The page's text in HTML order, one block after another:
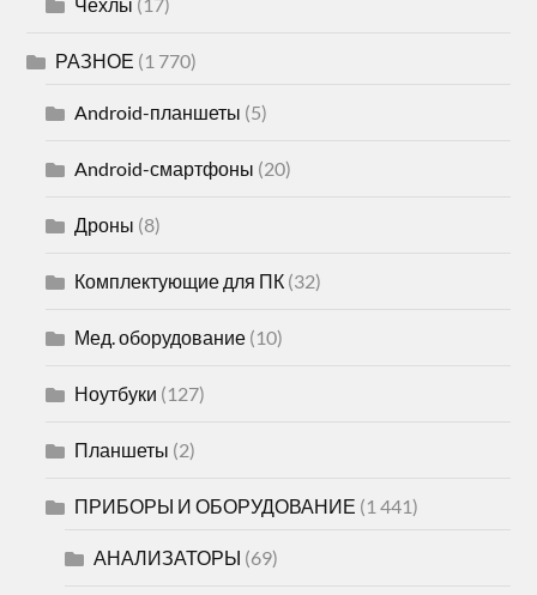
РАЗНОЕ (1 770)
Android-планшеты (5)
Android-смартфоны (20)
Дроны (8)
Комплектующие для ПК (32)
Мед. оборудование (10)
Ноутбуки (127)
Планшеты (2)
ПРИБОРЫ И ОБОРУДОВАНИЕ (1 441)
АНАЛИЗАТОРЫ (69)